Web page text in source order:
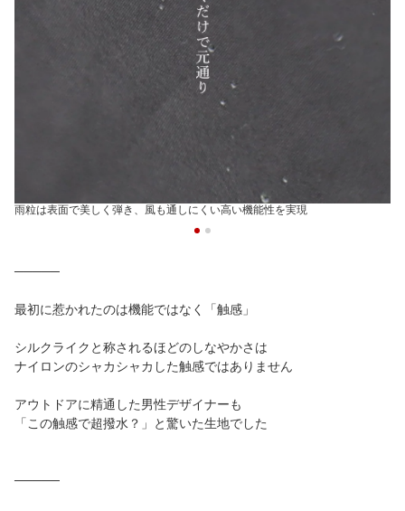
雨粒は表面で美しく弾き、風も通しにくい高い機能性を実現
─────
最初に惹かれたのは機能ではなく「触感」
シルクライクと称されるほどのしなやかさは
ナイロンのシャカシャカした触感ではありません
アウトドアに精通した男性デザイナーも
「この触感で超撥水？」と驚いた生地でした
─────